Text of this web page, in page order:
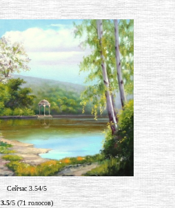
Сейчас 3.54/5
3.5/5 (71 голосов)